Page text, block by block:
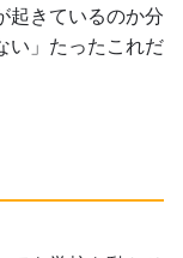
起きているのか分
い」たったこれだ